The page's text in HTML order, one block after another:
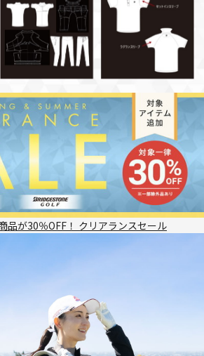
品が30％OFF！ クリアランスセール